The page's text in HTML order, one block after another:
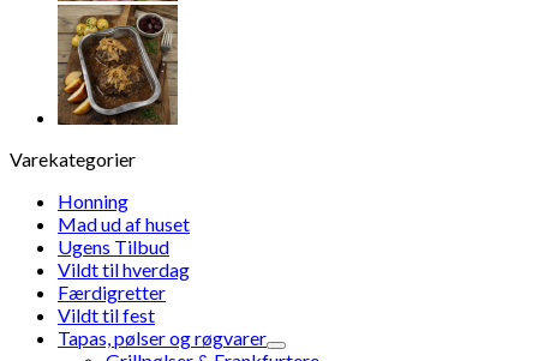
Varekategorier
Honning
Mad ud af huset
Ugens Tilbud
Vildt til hverdag
Færdigretter
Vildt til fest
Tapas, pølser og røgvarer